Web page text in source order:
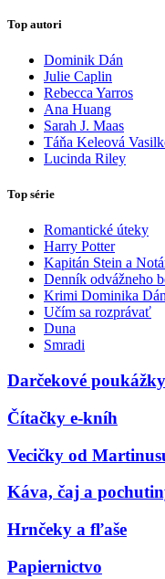
Top autori
Dominik Dán
Julie Caplin
Rebecca Yarros
Ana Huang
Sarah J. Maas
Táňa Keleová
Lucinda Riley
Top série
Romantické úteky
Harry Potter
Kapitán Stein a
Denník odvážneho
Krimi Dominika
Učím sa rozprávať
Duna
Smradi
Darčekové poukážky
Čítačky e-kníh
Vecičky od
Káva, čaj a
Hrnčeky a fľaše
Papiernictvo